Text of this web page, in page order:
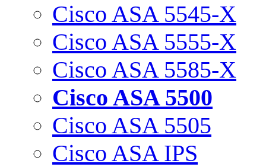
Cisco ASA 5545-X
Cisco ASA 5555-X
Cisco ASA 5585-X
Cisco ASA 5500
Cisco ASA 5505
Cisco ASA IPS